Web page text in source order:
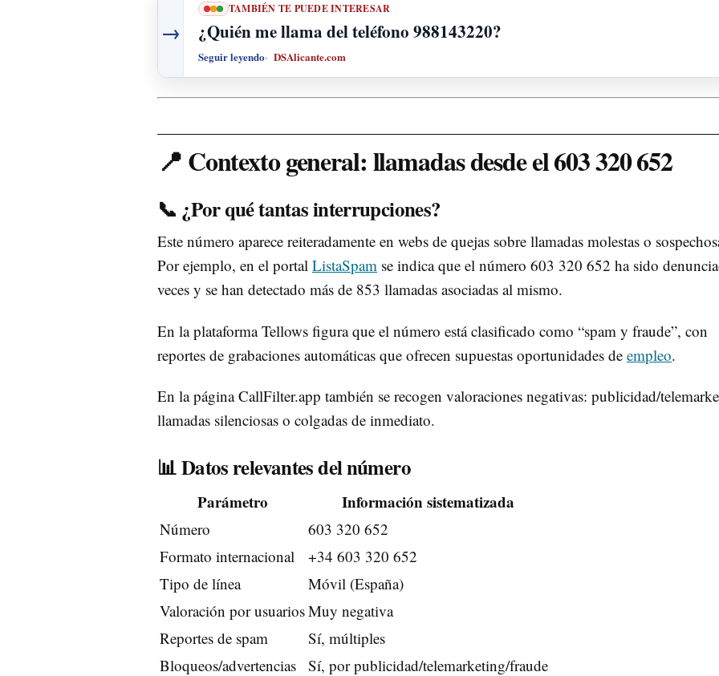
→
TAMBIÉN TE PUEDE INTERESAR
¿Quién me llama del teléfono 988143220?
Seguir leyendo DSAlicante.com
📍 Contexto general: llamadas desde el603 320 652
📞 ¿Por qué tantas interrupciones?
Este número aparece reiteradamente en webs de quejas sobre llamadas molestas o
Por ejemplo, en el portal ListaSpam se indica que el número 603 320 652 ha sido
veces y se han detectado más de 853 llamadas asociadas al mismo.
En la plataforma Tellows figura que el número está clasificado como “spam y fraude”, con
reportes de grabaciones automáticas que ofrecen supuestas oportunidades de empleo.
En la página CallFilter.app también se recogen valoraciones negativas: publicidad/
llamadas silenciosas o colgadas de inmediato.
📊 Datos relevantes del número
Parámetro Información sistematizada
Número
603 320 652
Formato internacional
+34 603 320 652
Tipo de línea
Móvil (España)
Valoración por usuariosMuy negativa
Reportes de spam
Sí, múltiples
Bloqueos/advertencias Sí, por publicidad/telemarketing/fraude